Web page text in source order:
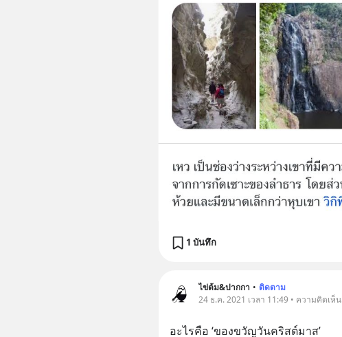
1 บันทึก
ไข่ต้ม&ปากกา • ติดตาม
24 ธ.ค. 2021 เวลา 11:49 • ความคิดเห็น
อะไรคือ ‘ของขวัญวันคริสต์มาส’